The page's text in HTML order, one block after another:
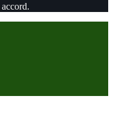
accord.